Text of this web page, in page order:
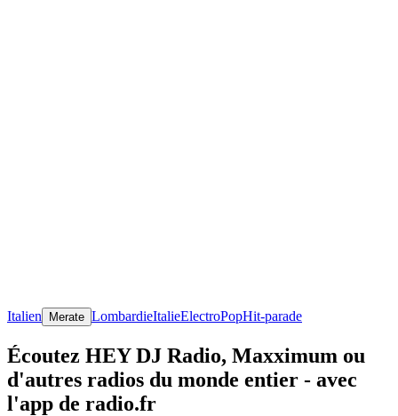
Italien Merate LombardieItalieElectroPopHit-parade
Écoutez HEY DJ Radio, Maxximum ou
d'autres radios du monde entier - avec
l'app de radio.fr